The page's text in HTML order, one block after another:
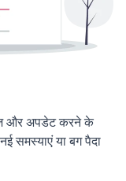
और अपडेट करने के
समस्याएं या बग पैदा